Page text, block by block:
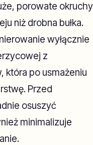
porowate okruchy
niż drobna bułka.
wyłącznie
z
która po usmażeniu
Przed
osuszyć
minimalizuje